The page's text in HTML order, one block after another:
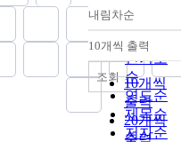
정확도
순
인기도
순
연도순
제목순
저자순
내림차순
내림차순
10개씩 출력
10개씩
출력
20개씩
조회